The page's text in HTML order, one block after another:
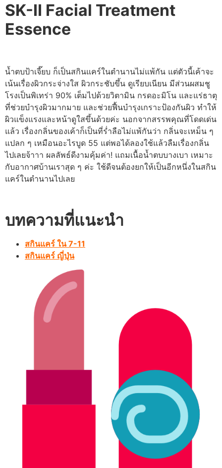
SK-II Facial Treatment
Essence
น้ำตบป้าเจี๊ยบ ก็เป็นสกินแคร์ในตำนานไม่แพ้กัน แต่ตัวนี้เค้าจะ
เน้นเรื่องผิวกระจ่างใส ผิวกระชับขึ้น ดูเรียบเนียน มีส่วนผสมชู
โรงเป็นพิเทร่า 90% เต็มไปด้วยวิตามิน กรดอะมิโน และแร่ธาตุ
ที่ช่วยบำรุงผิวมากมาย และช่วยฟื้นบำรุงเกราะป้องกันผิว ทำให้
ผิวแข็งแรงและหน้าดูใสขึ้นด้วยค่ะ นอกจากสรรพคุณที่โดดเด่น
แล้ว เรื่องกลิ่นของเค้าก็เป็นที่ร่ำลือไม่แพ้กันว่า กลิ่นจะเหม็น ๆ
แปลก ๆ เหมือนอะไรบูด 55 แต่พอได้ลองใช้แล้วลืมเรื่องกลิ่น
ไปเลยจ้าาา ผลลัพธ์ดีงามคุ้มค่า! แถมเนื้อน้ำตบบางเบา เหมาะ
กับอากาศบ้านเราสุด ๆ ค่ะ ใช้ดีจนต้องยกให้เป็นอีกหนึ่งในสกิน
แคร์ในตำนานไปเลย
บทความที่แนะนำ
สกินแคร์ ใน 7-11
สกินแคร์ ญี่ปุ่น